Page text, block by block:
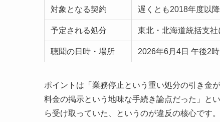
対象となる契約 遅くとも2018年度以
予定される処分 東北・北海道統括支
聴聞の日時・場所 2026年6月4日 午後2
ポイントは「業務停止という重い処分の引き金
料金の掲示という地味な手続き論点だった」と
ら受け取っていた、というのが違反の核心です